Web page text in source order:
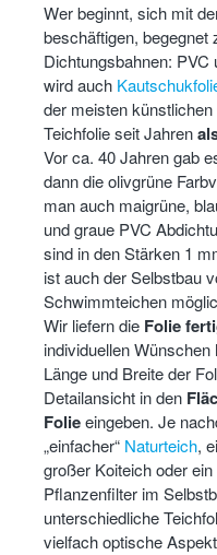
Wer beginnt, sich mit
beschäftigen, begegnet
Dichtungsbahnen:
wird auch
der meisten
Teichfolie seit Jahren
Vor ca. 40 Jahren gab
dann die olivgrüne
man auch maigrüne,
und graue PVC
sind in den Stärken 1
ist auch der Selbstbau
Schwimmteichen
Wir liefern die Folie
individuellen
Länge und Breite der
Detailansicht in den
Folieeingeben. Je
„einfacher“ Naturteich,
großer Koiteich oder
Pflanzenfilter im
unterschiedliche
vielfach optische